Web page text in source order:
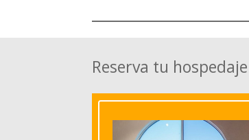
Reserva tu